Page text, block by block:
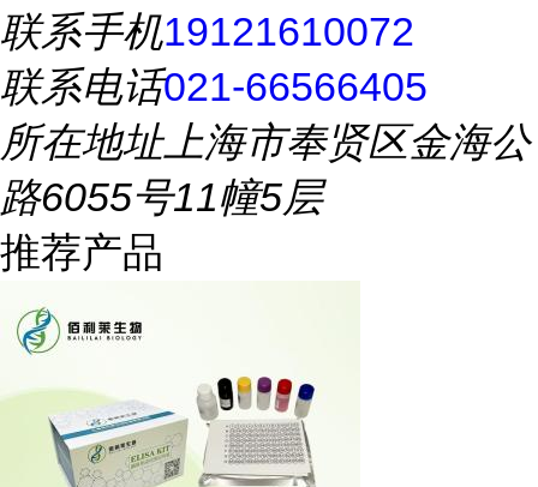
联系手机19121610072
联系电话021-66566405
所在地址上海市奉贤区金海公
路6055号11幢5层
推荐产品